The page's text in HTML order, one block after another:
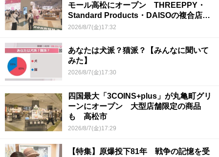
モール高松にオープン THREEPPY・
Standard Products・DAISOの複合店は
香川県初
2026/8/7(金)17:32
あなたは犬派？猫派？【みんなに聞いて
みた】
2026/8/7(金)17:30
四国最大「3COINS+plus」が丸亀町グリ
ーンにオープン 大型店舗限定の商品
も 高松市
2026/8/7(金)17:29
【特集】原爆投下81年 戦争の記憶を受